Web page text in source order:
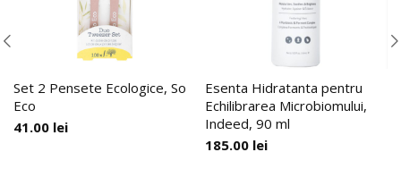
Set 2 Pensete Ecologice, So
Eco
41.00 lei
Esenta Hidratanta pentru
Echilibrarea Microbiomului,
Indeed, 90 ml
185.00 lei